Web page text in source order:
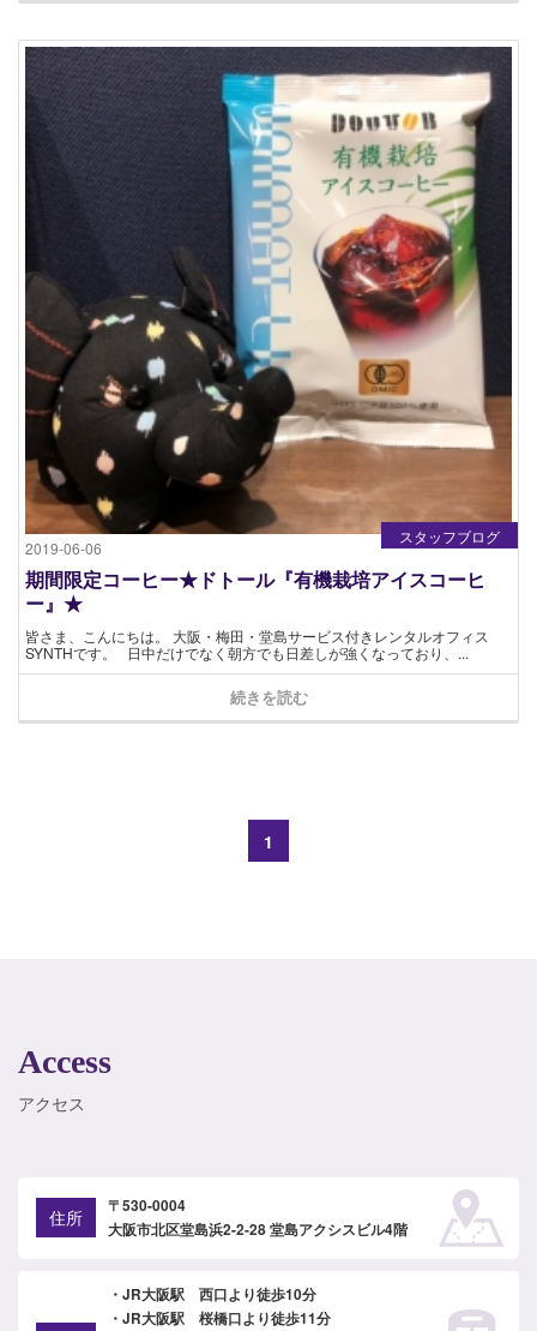
2019-06-06
スタッフブログ
期間限定コーヒー★ドトール『有機栽培アイスコーヒ
ー』★
皆さま、こんにちは。 大阪・梅田・堂島サービス付きレンタルオフィス
SYNTHです。 日中だけでなく朝方でも日差しが強くなっており、...
続きを読む
1
Access
アクセス
住所
〒530-0004
大阪市北区堂島浜2-2-28 堂島アクシスビル4階
・JR大阪駅 西口より徒歩10分
・JR大阪駅 桜橋口より徒歩11分